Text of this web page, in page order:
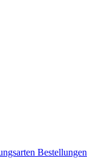
Bestellungen